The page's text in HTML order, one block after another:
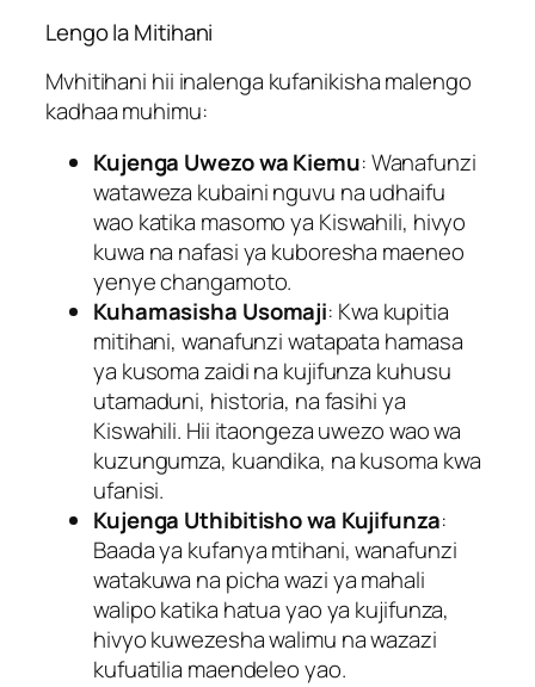
Lengo la Mitihani
Mvhitihani hii inalenga kufanikisha malengo
kadhaa muhimu:
Kujenga Uwezo wa Kiemu: Wanafunzi
wataweza kubaini nguvu na udhaifu
wao katika masomo ya Kiswahili, hivyo
kuwa na nafasi ya kuboresha maeneo
yenye changamoto.
Kuhamasisha Usomaji: Kwa kupitia
mitihani, wanafunzi watapata hamasa
ya kusoma zaidi na kujifunza kuhusu
utamaduni, historia, na fasihi ya
Kiswahili. Hii itaongeza uwezo wao wa
kuzungumza, kuandika, na kusoma kwa
ufanisi.
Kujenga Uthibitisho wa Kujifunza:
Baada ya kufanya mtihani, wanafunzi
watakuwa na picha wazi ya mahali
walipo katika hatua yao ya kujifunza,
hivyo kuwezesha walimu na wazazi
kufuatilia maendeleo yao.